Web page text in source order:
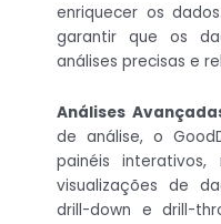
enriquecer os
garantir que os
análises precisas e
Análises
de análise, o
painéis interativos,
visualizações de
drill-down e drill-